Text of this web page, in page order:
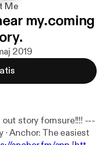
Me
my.coming
2019
story fornsure!!!! ---